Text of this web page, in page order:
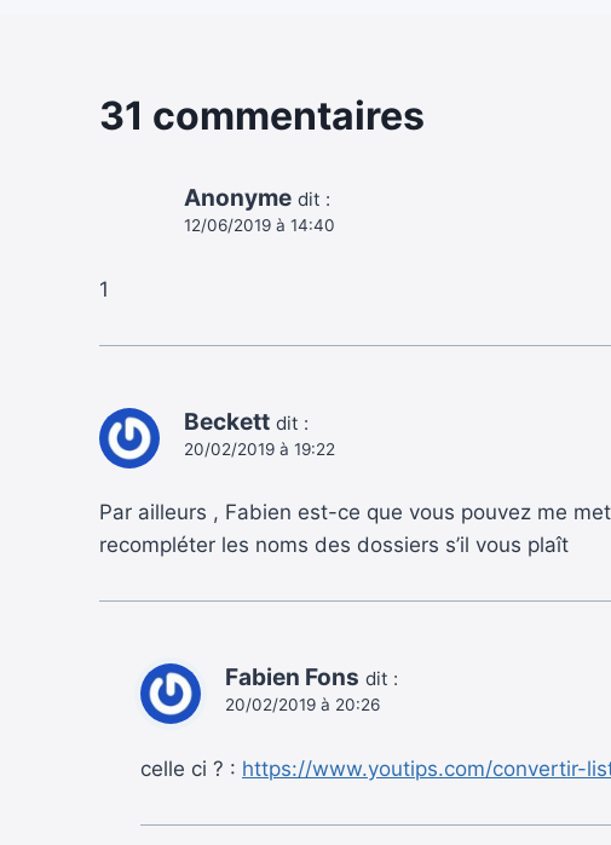
31 commentaires
Anonyme dit :
12/06/2019 à 14:40
1
Beckett dit :
20/02/2019 à 19:22
Par ailleurs , Fabien est-ce que vous pouvez me
recompléter les noms des dossiers s’il vous plaît
Fabien Fons dit :
20/02/2019 à 20:26
celle ci ? : https://www.youtips.com/convertir-